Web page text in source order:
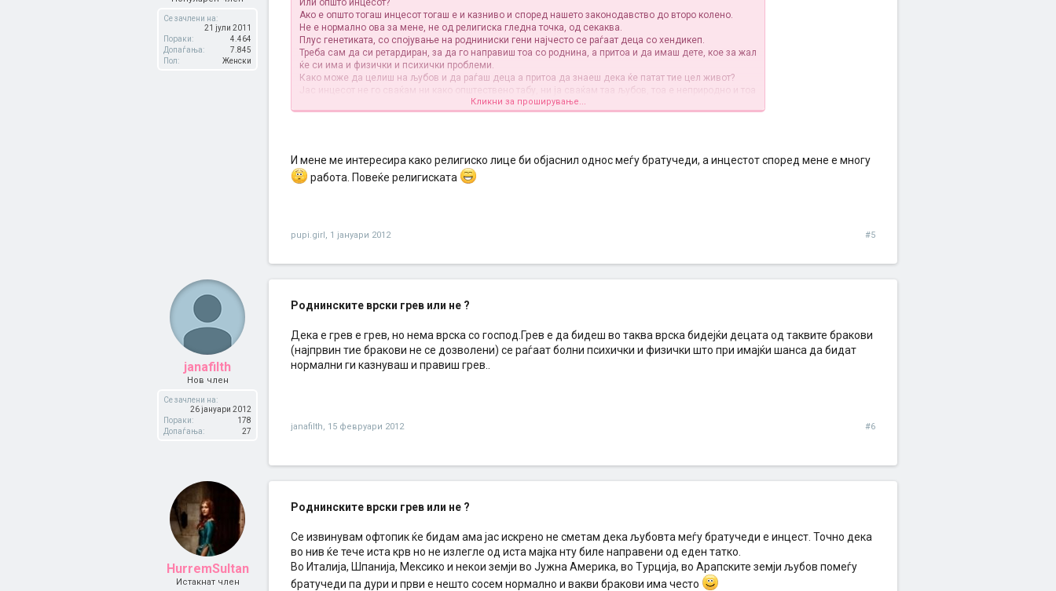
Се зачлени на:
21 јули 2011
Пораки:
4.464
Допаѓања:
7.845
Пол:
Женски
Или општо инцесот?
Ако е општо тогаш инцесот тогаш е и казниво и според нашето законодавство до второ колено.
Не е нормално ова за мене, не од религиска гледна точка, од секаква.
Плус генетиката, со спојување на родниниски гени најчесто се раѓаат деца со хендикеп.
Треба сам да си ретардиран, за да го направиш тоа со роднина, а притоа и да имаш дете, кое за жал
ќе си има и физички и психички проблеми.
Како може да целиш на љубов и да раѓаш деца а притоа да знаеш дека ќе патат тие цел живот?
Јас инцесот не го сваќам ни како општествено табу, ни ја сваќам таа љубов, тоа е неприродно и тоа
е за осудување, нека биде и грев, нека биде и затворска казна, инцесот е врска на луѓе без свест.
Адам и Ева. Значи тие се направено од една ДНК. Значи дека нивните деца биле инцест? Дека
животот во светот е всушност створен од браќа и сестри од врска инцест?
А ако збориме религиски Библијата и нејзниот Дедо Ное кој требал да го измие гревот во светот, тој
А баш ме интересира религиско лице како би ги објаснил
Кликни за проширување...
И мене ме интересира како религиско лице би објаснил однос меѓу братучеди, а инцестот според мене е многу
работа. Повеќе религиската
pupi.girl, 1 јануари 2012 #5
janafilth
Нов член
Се зачлени на:
26 јануари 2012
Пораки:
178
Допаѓања:
27
Роднинските врски грев или не ?
Дека е грев е грев, но нема врска со господ.Грев е да бидеш во таква врска бидејќи децата од таквите бракови
(најпрвин тие бракови не се дозволени) се раѓаат болни психички и физички што при имајќи шанса да бидат
нормални ги казнуваш и правиш грев..
janafilth, 15 февруари 2012 #6
HurremSultan
Истакнат член
Роднинските врски грев или не ?
Се извинувам офтопик ќе бидам ама јас искрено не сметам дека љубовта меѓу братучеди е инцест. Точно дека
во нив ќе тече иста крв но не излегле од иста мајка нту биле направени од еден татко.
Во Италија, Шпанија, Мексико и некои земји во Јужна Америка, во Турција, во Арапските земји љубов помеѓу
братучеди па дури и први е нешто сосем нормално и вакви бракови има често